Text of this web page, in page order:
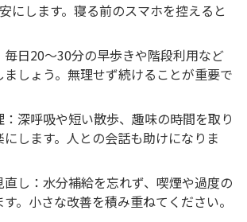
にします。寝る前のスマホを控えると
日20〜30分の早歩きや階段利用など
ましょう。無理せず続けることが重要で
深呼吸や短い散歩、趣味の時間を取り
します。人との会話も助けになりま
直し：水分補給を忘れず、喫煙や過度の
。小さな改善を積み重ねてください。